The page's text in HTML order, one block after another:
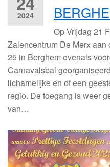
2024
Op Vrijdag 21
Zalencentrum De Merx
25 in Berghem evenals
Carnavalsbal
lichamelijke en of een
regio. De toegang is weer
van…